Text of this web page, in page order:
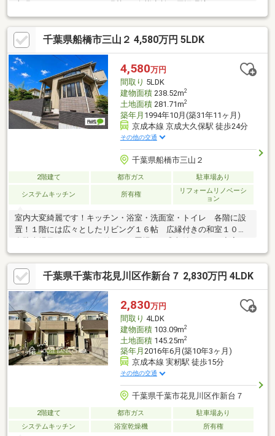
船橋三山店／徒歩約13分／約1000ｍマルエツ東習志野店／徒歩約
18分／約1400ｍセブンイレブン三山店／徒歩約4分／約280ｍウエ
ルシア船橋田喜野井店／徒歩約10分／約800ｍ戸張クリニック／
徒歩約5分／約400ｍ三山公園／徒歩約2分／約150ｍ田喜野井旭こ
ども園／徒歩約12分／約950ｍ三山小学校／徒歩約9分／約650ｍ
三田中学校／徒歩約5分／約350ｍ
千葉県船橋市三山２ 4,580万円 5LDK
4,580万円
間取り 5LDK
建物面積238.52m2
土地面積281.71m2
築年月 1994年10月(築31年11ヶ月)
京成本線 京成大久保駅 徒歩24分
その他の交通
千葉県船橋市三山２
2階建て 都市ガス 駐車場あり
システムキッチン 所有権
リフォームリノベーシ
ョン
室内大変綺麗です！キッチン・浴室・洗面室・トイレ 各階に設
置！１階には広々としたリビング１６帖 広縁付きの和室１０帖
有駐車場及びシャッター付バイク置場あり◎収納スペース充実
◎ 内装リフォーム済みの５ＬＤＫ物件◎２世帯住宅で利用可能
です！ダイニングキッチン・浴室・洗面室・トイレ 各階に設置
１階には広々としたリビング１６帖 広縁付きの和室１０帖有駐
車場及びシャッター付バイク置場あり◎収納スペース充実◎
千葉県千葉市花見川区作新台７ 2,830万円 4LDK
2,830万円
間取り 4LDK
建物面積103.09m2
土地面積145.25m2
築年月 2016年6月(築10年3ヶ月)
京成本線 実籾駅 徒歩15分
その他の交通
千葉県千葉市花見川区作新台７
2階建て 都市ガス
駐車場あり
システムキッチン
浴室乾燥機 所有権